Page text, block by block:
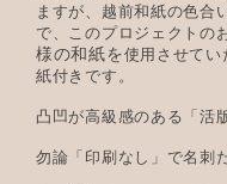
ますが、越前和紙の色合
で、このプロジェクトの
様の和紙を使用させてい
紙付きです。
凸凹が高級感のある「活
勿論「印刷なし」で名刺